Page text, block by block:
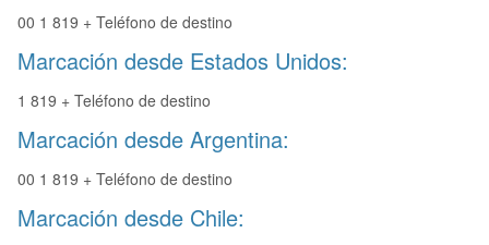
00 1 819 + Teléfono de destino
Marcación desde Estados Unidos:
1 819 + Teléfono de destino
Marcación desde Argentina:
00 1 819 + Teléfono de destino
Marcación desde Chile: